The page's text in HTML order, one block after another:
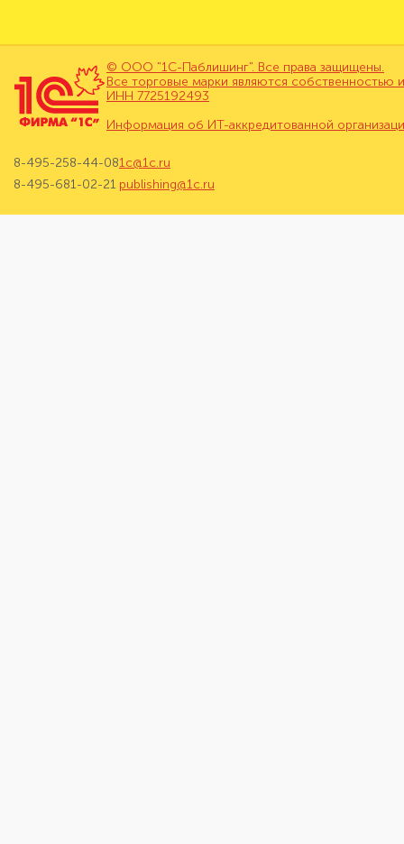
© ООО "1С-Паблишинг". Все права защищены.
Все торговые марки являются собственностью
ИНН 7725192493
Информация об ИТ-аккредитованной
8-495-258-44-08
8-495-681-02-21
1c@1c.ru
publishing@1c.ru